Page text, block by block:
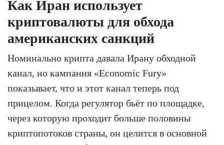
Как Иран использует
криптовалюты для обхода
американских санкций
Номинально крипта давала Ирану обходной
канал, но кампания «Economic Fury»
показывает, что и этот канал теперь под
прицелом. Когда регулятор бьёт по площадке,
через которую проходит больше половины
криптопотоков страны, он целится в основной